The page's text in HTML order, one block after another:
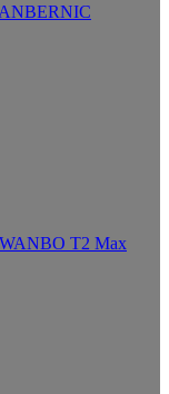
ANBERNIC
T2 Max